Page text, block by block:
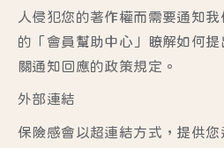
人侵犯您的著作權而需要通知
的「會員幫助中心」瞭解如何
關通知回應的政策規定。
外部連結
保險感會以超連結方式，提供